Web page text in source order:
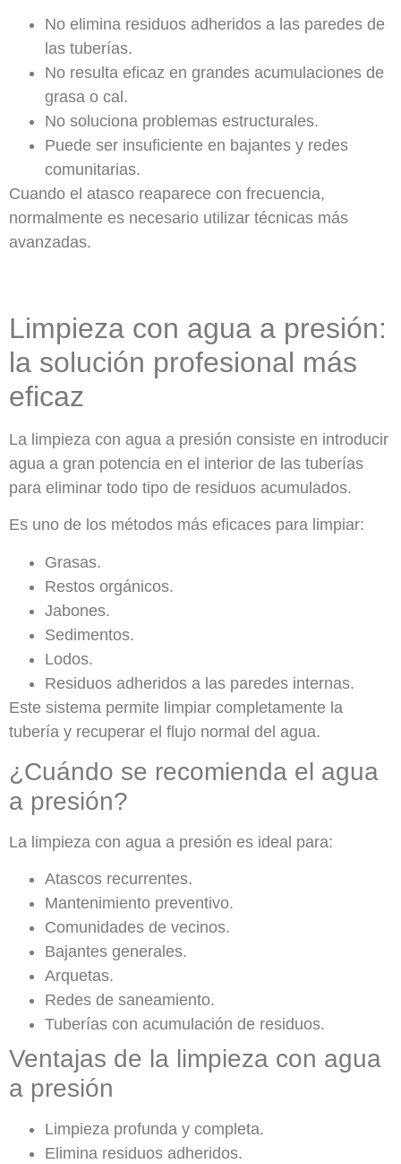
No elimina residuos adheridos a las paredes de
las tuberías.
No resulta eficaz en grandes acumulaciones de
grasa o cal.
No soluciona problemas estructurales.
Puede ser insuficiente en bajantes y redes
comunitarias.
Cuando el atasco reaparece con frecuencia,
normalmente es necesario utilizar técnicas más
avanzadas.
Limpieza con agua a presión:
la solución profesional más
eficaz
La limpieza con agua a presión consiste en introducir
agua a gran potencia en el interior de las tuberías
para eliminar todo tipo de residuos acumulados.
Es uno de los métodos más eficaces para limpiar:
Grasas.
Restos orgánicos.
Jabones.
Sedimentos.
Lodos.
Residuos adheridos a las paredes internas.
Este sistema permite limpiar completamente la
tubería y recuperar el flujo normal del agua.
¿Cuándo se recomienda el agua
a presión?
La limpieza con agua a presión es ideal para:
Atascos recurrentes.
Mantenimiento preventivo.
Comunidades de vecinos.
Bajantes generales.
Arquetas.
Redes de saneamiento.
Tuberías con acumulación de residuos.
Ventajas de la limpieza con agua
a presión
Limpieza profunda y completa.
Elimina residuos adheridos.